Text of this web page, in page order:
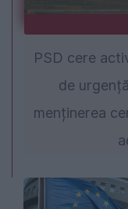
PSD cere
de
menținerea